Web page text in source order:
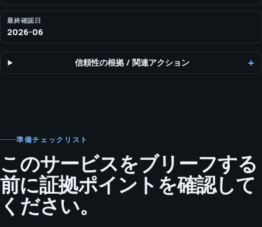
最終確認日
2026-06
信頼性の根拠 /関連アクション
準備チェックリスト
このサービスをブリーフする
前に証拠ポイントを確認して
ください。